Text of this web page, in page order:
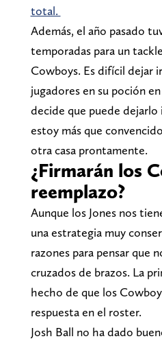
total.
Además, el año pasado
temporadas para un
Cowboys. Es difícil dejar
jugadores en su poción
decide que puede dejarlo
estoy más que
otra casa prontamente.
¿Firmarán los
reemplazo?
Aunque los Jones nos
una estrategia muy
razones para pensar que
cruzados de brazos. La
hecho de que los
respuesta en el roster.
Josh Ball no ha dado